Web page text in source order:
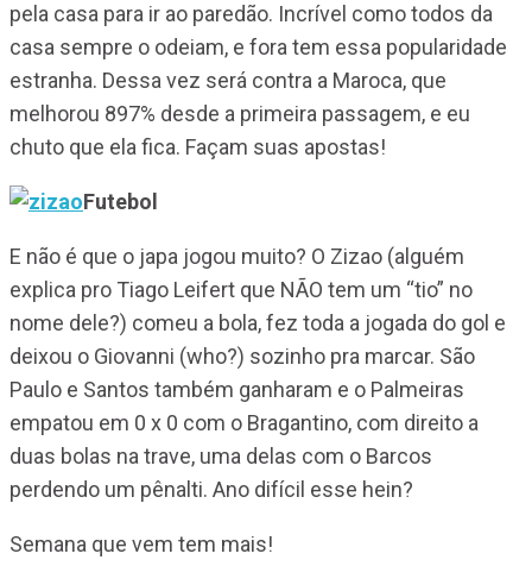
pela casa para ir ao paredão. Incrível como todos da
casa sempre o odeiam, e fora tem essa popularidade
estranha. Dessa vez será contra a Maroca, que
melhorou 897% desde a primeira passagem, e eu
chuto que ela fica. Façam suas apostas!
Futebol
E não é que o japa jogou muito? O Zizao (alguém
explica pro Tiago Leifert que NÃO tem um “tio” no
nome dele?) comeu a bola, fez toda a jogada do gol e
deixou o Giovanni (who?) sozinho pra marcar. São
Paulo e Santos também ganharam e o Palmeiras
empatou em 0 x 0 com o Bragantino, com direito a
duas bolas na trave, uma delas com o Barcos
perdendo um pênalti. Ano difícil esse hein?
Semana que vem tem mais!